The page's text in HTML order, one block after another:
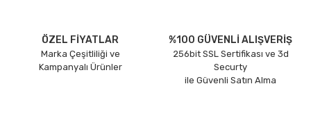
ÖZEL FİYATLAR
Marka Çeşitliliği ve
Kampanyalı Ürünler
%100 GÜVENLİ ALIŞVERİŞ
256bit SSL Sertifikası ve 3d
Securty
ile Güvenli Satın Alma